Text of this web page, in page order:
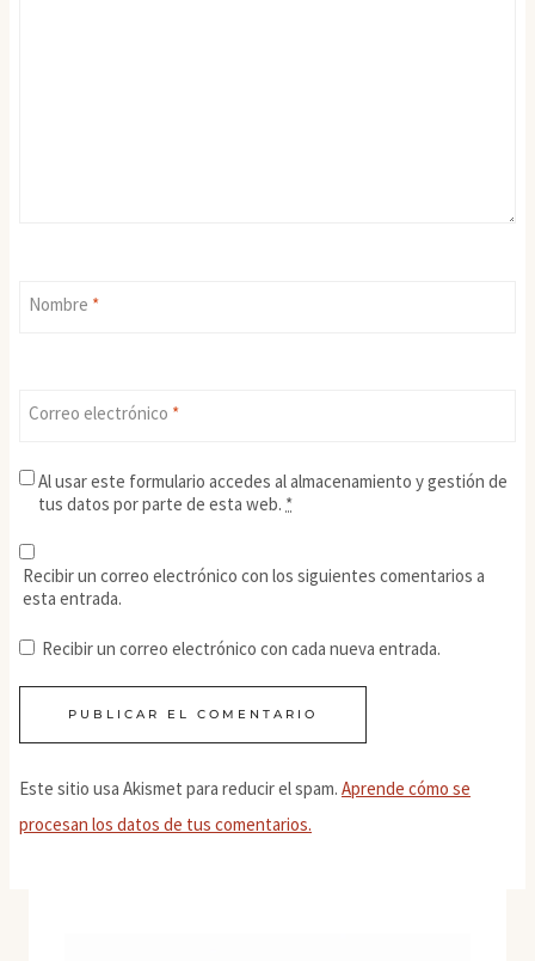
Nombre *
Correo electrónico *
Al usar este formulario accedes al almacenamiento y gestión de
tus datos por parte de esta web. *
Recibir un correo electrónico con los siguientes comentarios a
esta entrada.
Recibir un correo electrónico con cada nueva entrada.
Este sitio usa Akismet para reducir el spam. Aprende cómo se
procesan los datos de tus comentarios.